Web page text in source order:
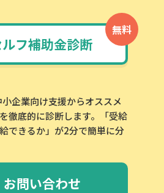
無料
フ補助金診断
企業向け支援からオススメ
徹底的に診断します。「受給
できるか」が2分で簡単に分
お問い合わせ